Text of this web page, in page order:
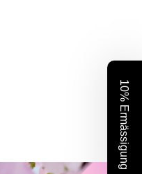
10% Ermässigung